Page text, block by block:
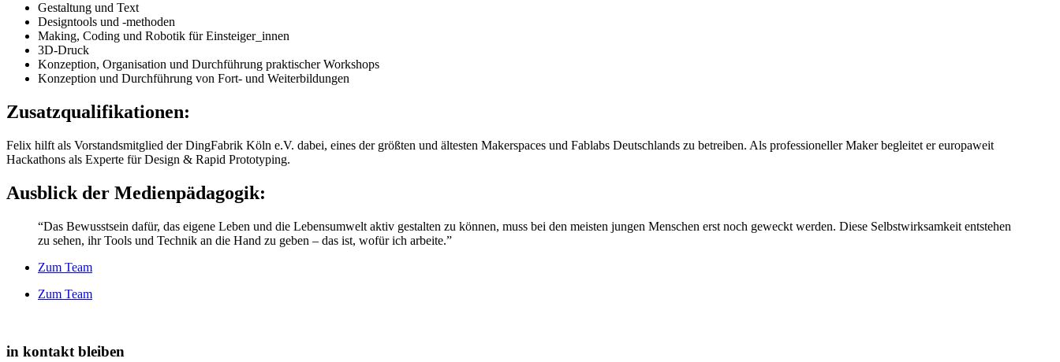
Gestaltung und Text
Designtools und -methoden
Making, Coding und Robotik für Einsteiger_innen
3D-Druck
Konzeption, Organisation und Durchführung praktischer Workshops
Konzeption und Durchführung von Fort- und Weiterbildungen
Zusatzqualifikationen:
Felix hilft als Vorstandsmitglied der DingFabrik Köln e.V. dabei, eines der größten und ältesten Makerspaces und Fablabs Deutschlands zu betreiben. Als professioneller Maker begleitet er europaweit
Hackathons als Experte für Design & Rapid Prototyping.
Ausblick der Medienpädagogik:
“Das Bewusstsein dafür, das eigene Leben und die Lebensumwelt aktiv gestalten zu können, muss bei den meisten jungen Menschen erst noch geweckt werden. Diese Selbstwirksamkeit entstehen
zu sehen, ihr Tools und Technik an die Hand zu geben – das ist, wofür ich arbeite.”
Zum Team
Zum Team
in kontakt bleiben